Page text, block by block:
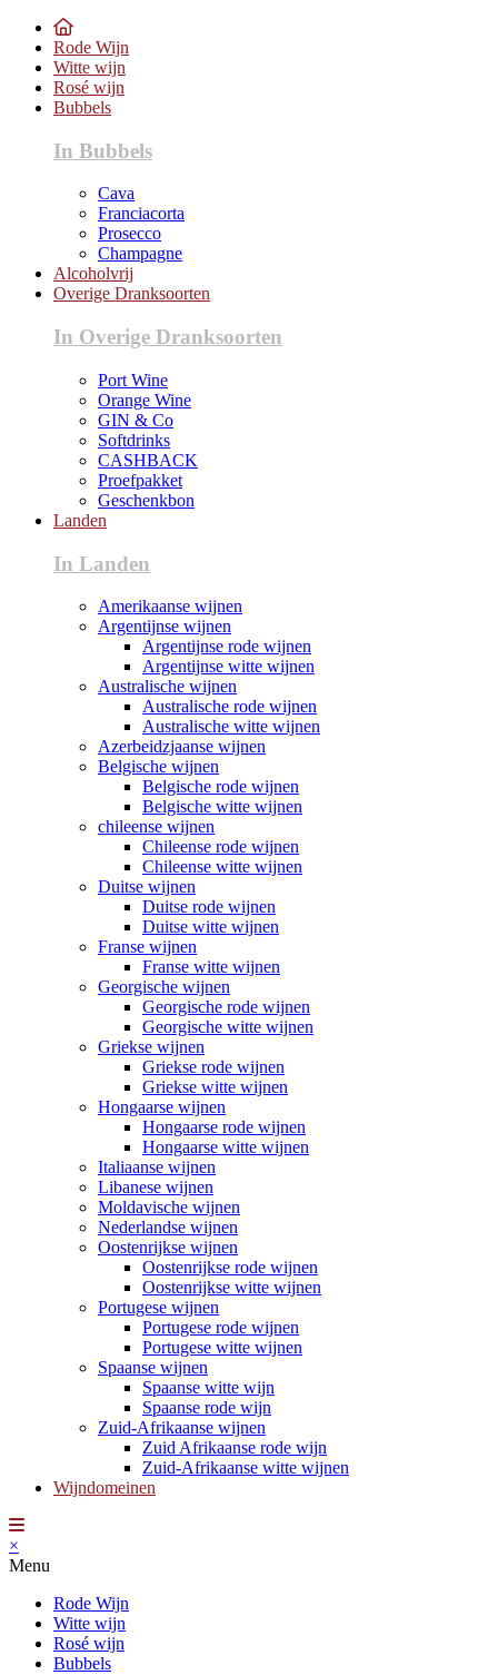
Rode Wijn
Witte wijn
Rosé wijn
Bubbels
In Bubbels
Cava
Franciacorta
Prosecco
Champagne
Alcoholvrij
Overige Dranksoorten
In Overige Dranksoorten
Port Wine
Orange Wine
GIN & Co
Softdrinks
CASHBACK
Proefpakket
Geschenkbon
Landen
In Landen
Amerikaanse wijnen
Argentijnse wijnen
Argentijnse rode wijnen
Argentijnse witte wijnen
Australische wijnen
Australische rode wijnen
Australische witte wijnen
Azerbeidzjaanse wijnen
Belgische wijnen
Belgische rode wijnen
Belgische witte wijnen
chileense wijnen
Chileense rode wijnen
Chileense witte wijnen
Duitse wijnen
Duitse rode wijnen
Duitse witte wijnen
Franse wijnen
Franse witte wijnen
Georgische wijnen
Georgische rode wijnen
Georgische witte wijnen
Griekse wijnen
Griekse rode wijnen
Griekse witte wijnen
Hongaarse wijnen
Hongaarse rode wijnen
Hongaarse witte wijnen
Italiaanse wijnen
Libanese wijnen
Moldavische wijnen
Nederlandse wijnen
Oostenrijkse wijnen
Oostenrijkse rode wijnen
Oostenrijkse witte wijnen
Portugese wijnen
Portugese rode wijnen
Portugese witte wijnen
Spaanse wijnen
Spaanse witte wijn
Spaanse rode wijn
Zuid-Afrikaanse wijnen
Zuid Afrikaanse rode wijn
Zuid-Afrikaanse witte wijnen
Wijndomeinen
×
Menu
Rode Wijn
Witte wijn
Rosé wijn
Bubbels